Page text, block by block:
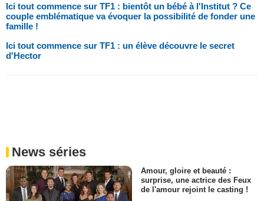
Ici tout commence sur TF1 : bientôt un bébé à l'Institut ? Ce
couple emblématique va évoquer la possibilité de fonder une
famille !
Ici tout commence sur TF1 : un élève découvre le secret
d'Hector
News séries
Amour, gloire et beauté :
surprise, une actrice des Feux
de l'amour rejoint le casting !